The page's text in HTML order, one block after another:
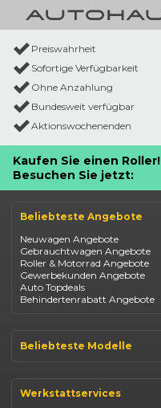
Preiswahrheit
Sofortige Verfügbarkeit
Ohne Anzahlung
Bundesweit verfügbar
Aktionswochenenden
Kaufen Sie einen Roller!
Besuchen Sie jetzt:
Beliebteste Angebote
Neuwagen Angebote
Gebrauchtwagen Angebote
Roller & Motorrad Angebote
Gewerbekunden Angebote
Auto Topdeals
Behindertenrabatt Angebote
Beliebteste Modelle
Opel Corsa
Werkstattservices